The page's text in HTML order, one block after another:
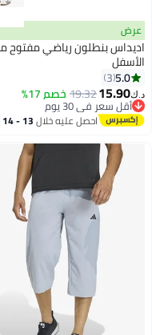
بنطلون رياضي مفتوح من
3
19.32خصم 17%
في 30 يوم
في 30 يوم
احصل عليه خلال 13 - 14